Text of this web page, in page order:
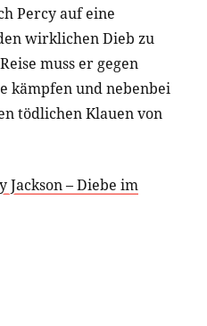
Percy auf eine
wirklichen Dieb zu
muss er gegen
kämpfen und nebenbei
tödlichen Klauen von
Jackson – Diebe im